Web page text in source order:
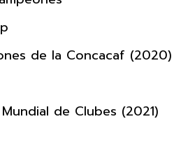
de la Concacaf (2020)
de Clubes (2021)